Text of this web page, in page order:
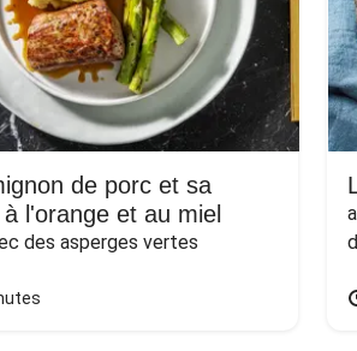
de porc et sa
l'orange et au miel
des asperges vertes